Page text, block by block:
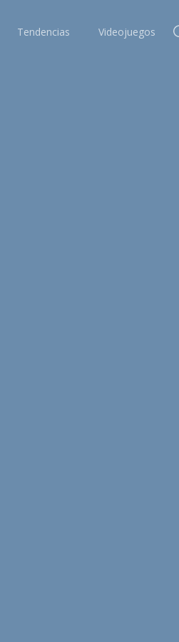
Tendencias Videojuegos